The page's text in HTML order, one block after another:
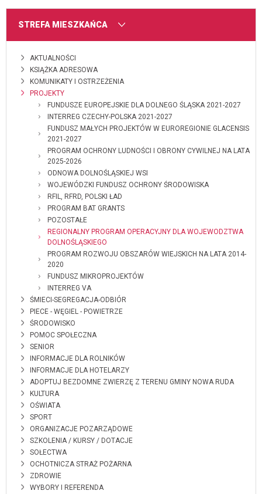
MENU
STREFA MIESZKAŃCA
AKTUALNOŚCI
KSIĄŻKA ADRESOWA
KOMUNIKATY I OSTRZEŻENIA
PROJEKTY
FUNDUSZE EUROPEJSKIE DLA DOLNEGO ŚLĄSKA 2021-2027
INTERREG CZECHY-POLSKA 2021-2027
FUNDUSZ MAŁYCH PROJEKTÓW W EUROREGIONIE GLACENSIS
2021-2027
PROGRAM OCHRONY LUDNOŚCI I OBRONY CYWILNEJ NA LATA
2025-2026
ODNOWA DOLNOŚLĄSKIEJ WSI
WOJEWÓDZKI FUNDUSZ OCHRONY ŚRODOWISKA
RFIL, RFRD, POLSKI ŁAD
PROGRAM BAT GRANTS
POZOSTAŁE
REGIONALNY PROGRAM OPERACYJNY DLA WOJEWODZTWA
DOLNOŚLĄSKIEGO
PROGRAM ROZWOJU OBSZARÓW WIEJSKICH NA LATA 2014-
2020
FUNDUSZ MIKROPROJEKTÓW
INTERREG VA
ŚMIECI-SEGREGACJA-ODBIÓR
PIECE - WĘGIEL - POWIETRZE
ŚRODOWISKO
POMOC SPOŁECZNA
SENIOR
INFORMACJE DLA ROLNIKÓW
INFORMACJE DLA HOTELARZY
ADOPTUJ BEZDOMNE ZWIERZĘ Z TERENU GMINY NOWA RUDA
KULTURA
OŚWIATA
SPORT
ORGANIZACJE POZARZĄDOWE
SZKOLENIA / KURSY / DOTACJE
SOŁECTWA
OCHOTNICZA STRAŻ POŻARNA
ZDROWIE
WYBORY I REFERENDA